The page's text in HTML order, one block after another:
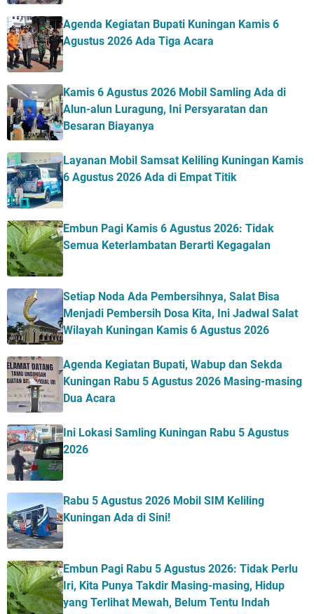
Agenda Kegiatan Bupati Kuningan Kamis 6
Agustus 2026 Ada Tiga Acara
Kamis 6 Agustus 2026 Mobil Samling Ada di
Alun-alun Luragung, Ini Persyaratan dan
Besaran Biayanya
Layanan Mobil Samsat Keliling Kuningan Kamis
6 Agustus 2026 Ada di Empat Titik
Embun Pagi Kamis 6 Agustus 2026: Tidak
Semua Keterlambatan Berarti Kegagalan
Setiap Noda Ada Pembersihnya, Salat Bisa
Menjadi Pembersih Dosa Kita, Ini Jadwal Salat
Wilayah Kuningan Kamis 6 Agustus 2026
Agenda Kegiatan Bupati, Wabup dan Sekda
Kuningan Rabu 5 Agustus 2026 Masing-masing
Dua Acara
Ini Lokasi Samling Kuningan Rabu 5 Agustus
2026
Rabu 5 Agustus 2026 Mobil SIM Keliling
Kuningan Ada di Sini!
Embun Pagi Rabu 5 Agustus 2026: Tidak Perlu
Iri, Kita Punya Takdir Masing-masing, Hidup
yang Terlihat Mewah, Belum Tentu Indah